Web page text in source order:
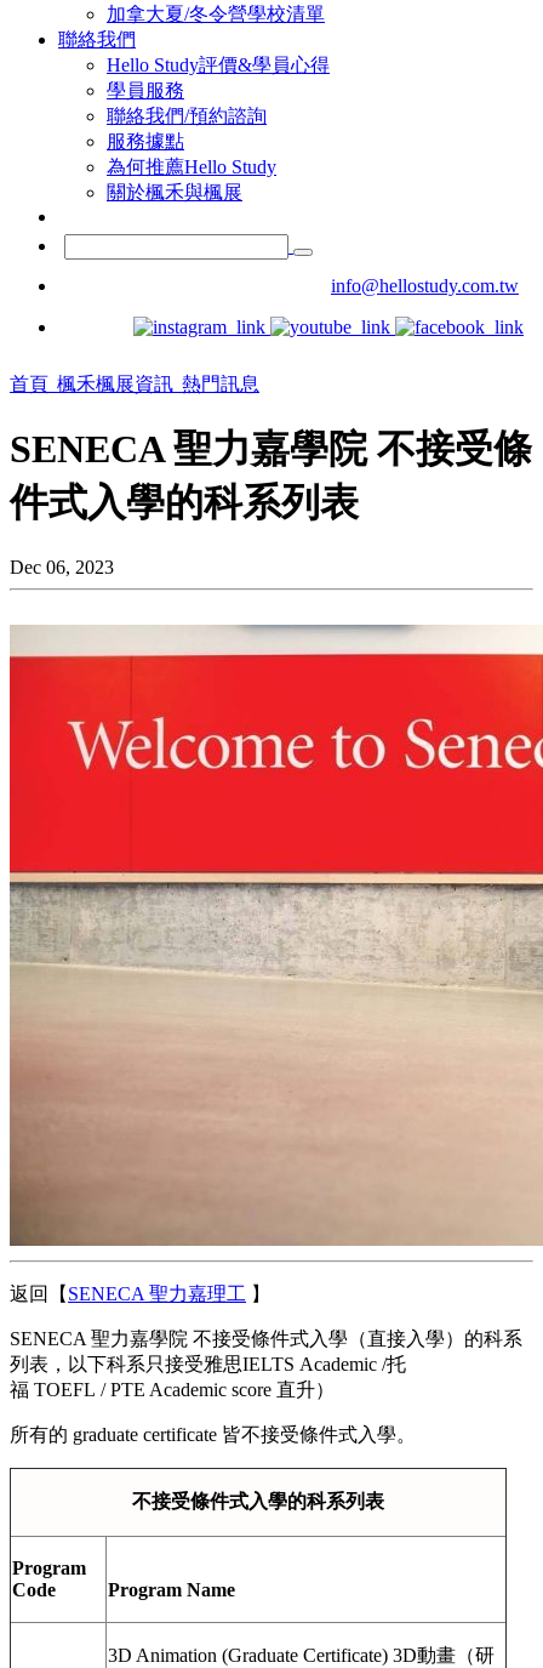
加拿大夏/冬令營學校清單
聯絡我們
Hello Study評價&學員心得
學員服務
聯絡我們/預約諮詢
服務據點
為何推薦Hello Study
關於楓禾與楓展
info@hellostudy.com.tw
首頁 楓禾楓展資訊 熱門訊息
SENECA 聖力嘉學院 不接受條
件式入學的科系列表
Dec 06, 2023
返回【 SENECA 聖力嘉理工 】
SENECA 聖力嘉學院 不接受條件式入學（直接入學）的科系
列表，以下科系只接受雅思IELTS Academic /托
福 TOEFL / PTE Academic score 直升）
所有的 graduate certificate 皆不接受條件式入學。
不接受條件式入學的科系列表
Program
Code
Program Name
3D Animation (Graduate Certificate) 3D動畫（研